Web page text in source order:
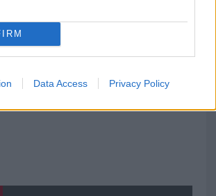
Data Access Privacy Policy
letterario”